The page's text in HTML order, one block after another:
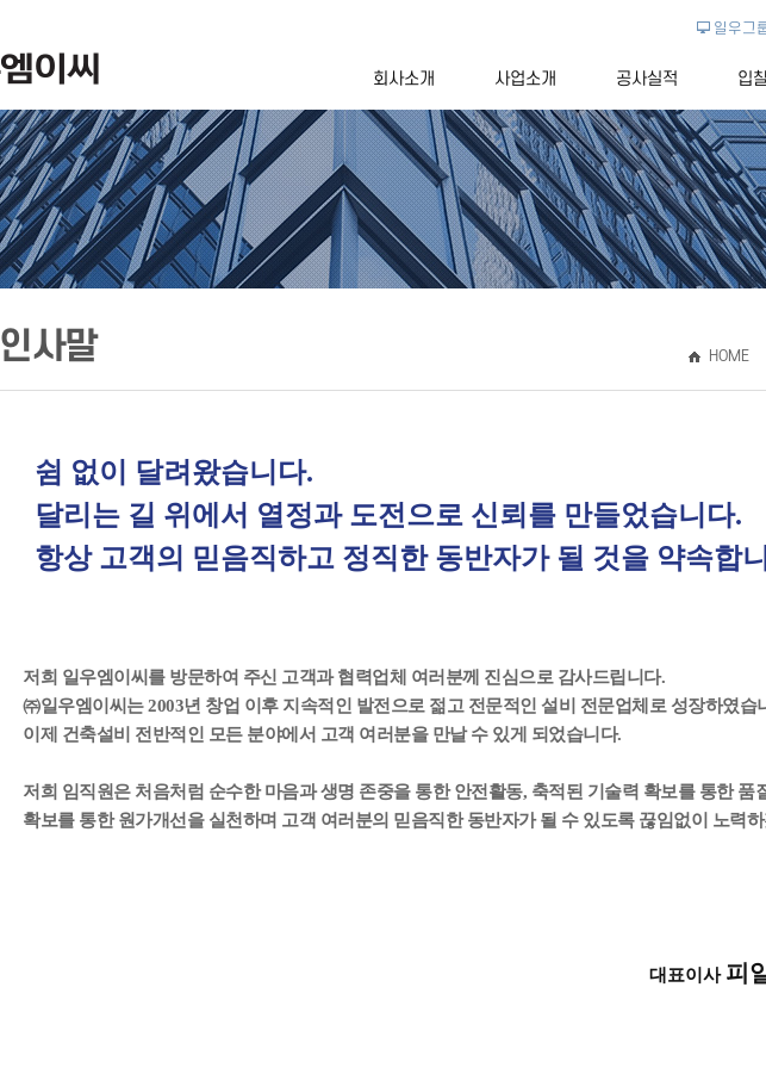
일우그
회사소개 사업소개 공사실적 입
인사말 HOME
쉼 없이 달려왔습니다.
달리는 길 위에서 열정과 도전으로 신뢰를 만들었습니다.
항상 고객의 믿음직하고 정직한 동반자가 될 것을 약속합
저희 일우엠이씨를 방문하여 주신 고객과 협력업체 여러분께 진심으로 감사드립니다.
㈜일우엠이씨는 2003년 창업 이후 지속적인 발전으로 젊고 전문적인 설비 전문업체로 성장하였습
이제 건축설비 전반적인 모든 분야에서 고객 여러분을 만날 수 있게 되었습니다.
저희 임직원은 처음처럼 순수한 마음과 생명 존중을 통한 안전활동, 축적된 기술력 확보를 통한 품
확보를 통한 원가개선을 실천하며 고객 여러분의 믿음직한 동반자가 될 수 있도록 끊임없이 노력
대표이사 피